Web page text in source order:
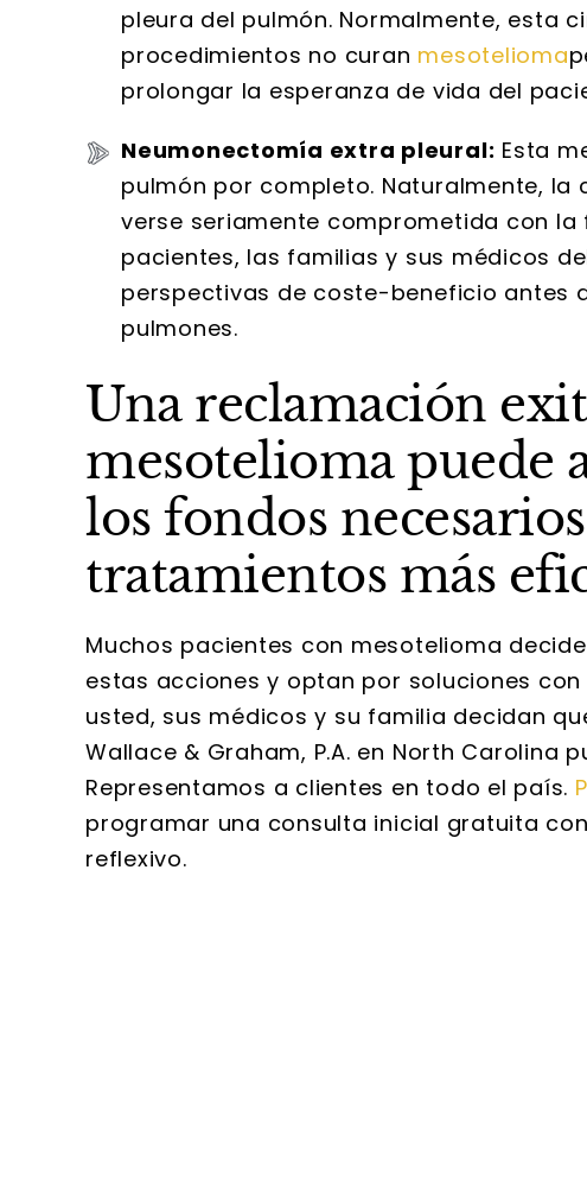
pleura del pulmón. Normalmente, esta
procedimientos no curan mesotelioma
prolongar la esperanza de vida del
Neumonectomía extra pleural: Esta
pulmón por completo. Naturalmente,
verse seriamente comprometida con la
pacientes, las familias y sus médicos
perspectivas de coste-beneficio antes
pulmones.
Una reclamación
mesotelioma puede
los fondos
tratamientos más
Muchos pacientes con mesotelioma
estas acciones y optan por soluciones
usted, sus médicos y su familia decidan
Wallace & Graham, P.A. en North Carolina
Representamos a clientes en todo el país.
programar una consulta inicial gratuita
reflexivo.